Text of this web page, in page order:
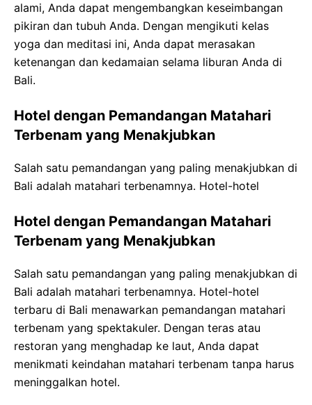
alami, Anda dapat mengembangkan keseimbangan
pikiran dan tubuh Anda. Dengan mengikuti kelas
yoga dan meditasi ini, Anda dapat merasakan
ketenangan dan kedamaian selama liburan Anda di
Bali.
Hotel dengan Pemandangan Matahari
Terbenam yang Menakjubkan
Salah satu pemandangan yang paling menakjubkan di
Bali adalah matahari terbenamnya. Hotel-hotel
Hotel dengan Pemandangan Matahari
Terbenam yang Menakjubkan
Salah satu pemandangan yang paling menakjubkan di
Bali adalah matahari terbenamnya. Hotel-hotel
terbaru di Bali menawarkan pemandangan matahari
terbenam yang spektakuler. Dengan teras atau
restoran yang menghadap ke laut, Anda dapat
menikmati keindahan matahari terbenam tanpa harus
meninggalkan hotel.